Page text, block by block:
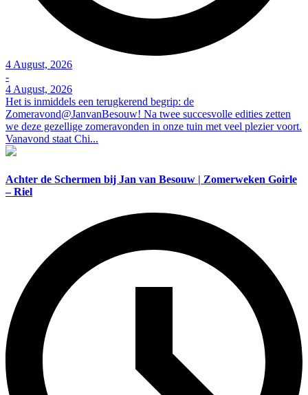
4 August, 2026
-
4 August, 2026
Het is inmiddels een terugkerend begrip: de
Zomeravond@JanvanBesouw! Na twee succesvolle edities zetten
we deze gezellige zomeravonden in onze tuin met veel plezier voort.
Vanavond staat Chi...
Achter de Schermen bij Jan van Besouw | Zomerweken Goirle
– Riel